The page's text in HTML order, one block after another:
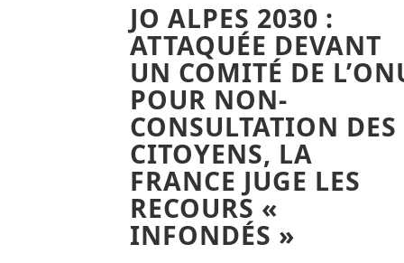
JO ALPES 2030 :
ATTAQUÉE DEVANT
UN COMITÉ DE
POUR NON-
CONSULTATION DES
CITOYENS, LA
FRANCE JUGE LES
RECOURS «
INFONDÉS »